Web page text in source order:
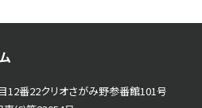
さがみ野駅
歩17分
番22クリオさがみ野参番館101号